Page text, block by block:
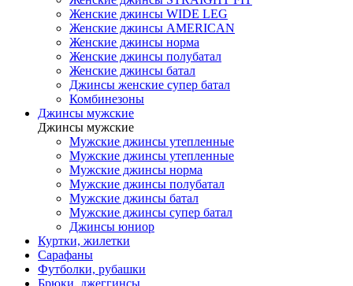
Женские джинсы WIDE LEG
Женские джинсы AMERICAN
Женские джинсы норма
Женские джинсы полубатал
Женские джинсы батал
Джинсы женские супер батал
Комбинезоны
Джинсы мужские
Джинсы мужские
Мужские джинсы утепленные
Мужские джинсы утепленные
Мужские джинсы норма
Мужские джинсы полубатал
Мужские джинсы батал
Мужские джинсы супер батал
Джинсы юниор
Куртки, жилетки
Сарафаны
Футболки, рубашки
Брюки, джеггинсы